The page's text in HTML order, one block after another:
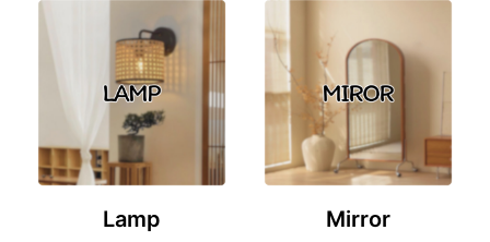
Lamp Mirror